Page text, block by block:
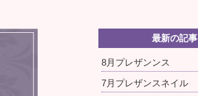
最新の記事
8月プレザンンス
7月プレザンスネイル